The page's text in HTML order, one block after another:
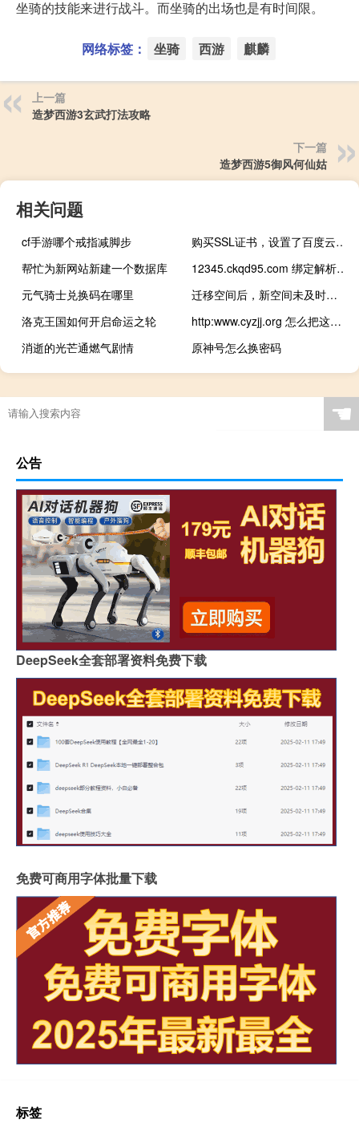
坐骑的技能来进行战斗。而坐骑的出场也是有时间限。
网络标签： 坐骑 西游 麒麟
上一篇
造梦西游3玄武打法攻略
下一篇
造梦西游5御风何仙姑
相关问题
cf手游哪个戒指减脚步
购买SSL证书，设置了百度云加速，网站https打不开
帮忙为新网站新建一个数据库
12345.ckqd95.com 绑定解析了好久了还是大
元气骑士兑换码在哪里
迁移空间后，新空间未及时生效
洛克王国如何开启命运之轮
http:www.cyzjj.org 怎么把这个主机换到香
消逝的光芒通燃气剧情
原神号怎么换密码
☚
公告
DeepSeek全套部署资料免费下载
免费可商用字体批量下载
标签